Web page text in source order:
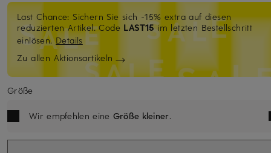
Last Chance: Sichern Sie sich -15% extra auf diesen
reduzierten Artikel. Code LAST15im letzten Bestellschritt
einlösen.Details
Zu allen Aktionsartikeln
Größe
Wir empfehlen eine Größe kleiner.